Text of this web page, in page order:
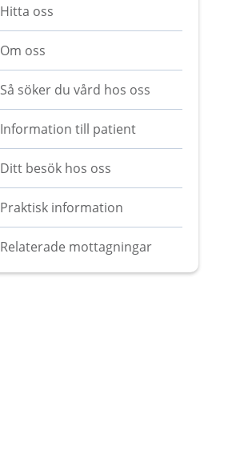
Hitta oss
Om oss
Så söker du vård hos oss
Information till patient
Ditt besök hos oss
Praktisk information
Relaterade mottagningar